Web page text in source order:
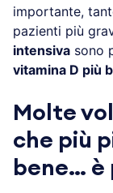
importante,
pazienti più
intensiva sono
vitamina D più
Molte
che più
bene… è